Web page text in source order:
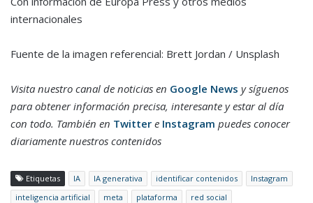
internacionales
Fuente de la imagen referencial: Brett Jordan / Unsplash
Visita nuestro canal de noticias en Google News y síguenos
para obtener información precisa, interesante y estar al día
con todo. También en Twitter e Instagram puedes conocer
diariamente nuestros contenidos
Etiquetas IA IA generativa identificar contenidos
Instagram
inteligencia artificial
meta plataforma red social